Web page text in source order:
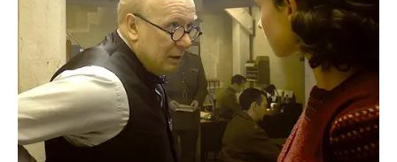
ราศีเมถุน ต้องระมัคระวัง เพราะไม่ทันตั้งตัวแปลว่า เกิดขึ้น
โดยที่ไม่ได้วางแผน ด้วยว่าดาวพฤหัสบดีโคจรทับชะตาเกิด
ดาวเจ้าเรือนภพภูตะอยู่ในมุมที่ล่อแหลมต่อการสุ่มเสี่ยง
ของการตั้งครรภ์และการมีบุตร จึงนำไปสู่การแต่งงาน หรือ
การลงเอ๋ย